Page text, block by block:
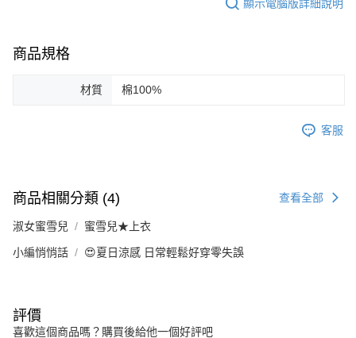
顯示電腦版詳細說明
商品規格
材質 棉100%
客服
商品相關分類 (4) 查看全部
淑女蜜雪兒 蜜雪兒★上衣
小編悄悄話 😍夏日涼感 日常輕鬆好穿零失誤
評價
喜歡這個商品嗎？購買後給他一個好評吧